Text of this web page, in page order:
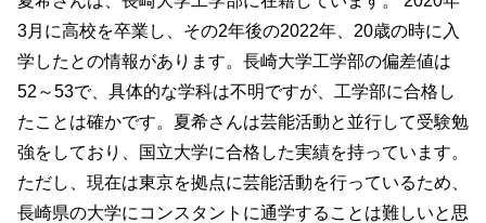
3月に高校を卒業し、その2年後の2022年、20歳の時に入
学したとの情報があります。長崎大学工学部の偏差値は
52～53で、具体的な学科は不明ですが、工学部に合格し
たことは確かです。夏希さんは芸能活動と並行して受験勉
強をしており、国立大学に合格した実績を持っています。
ただし、現在は東京を拠点に芸能活動を行っているため、
長崎県の大学にコンスタントに通学することは難しいと思